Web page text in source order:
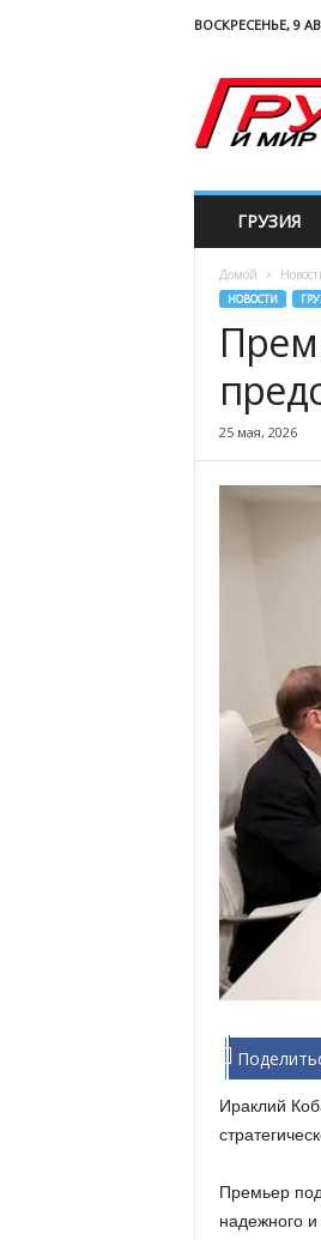
ВОСКРЕСЕНЬЕ, 9
o
ГРУЗИЯ
Домой
НОВОСТИ
25 мая, 2026
Ираклий
Премьер
надежного